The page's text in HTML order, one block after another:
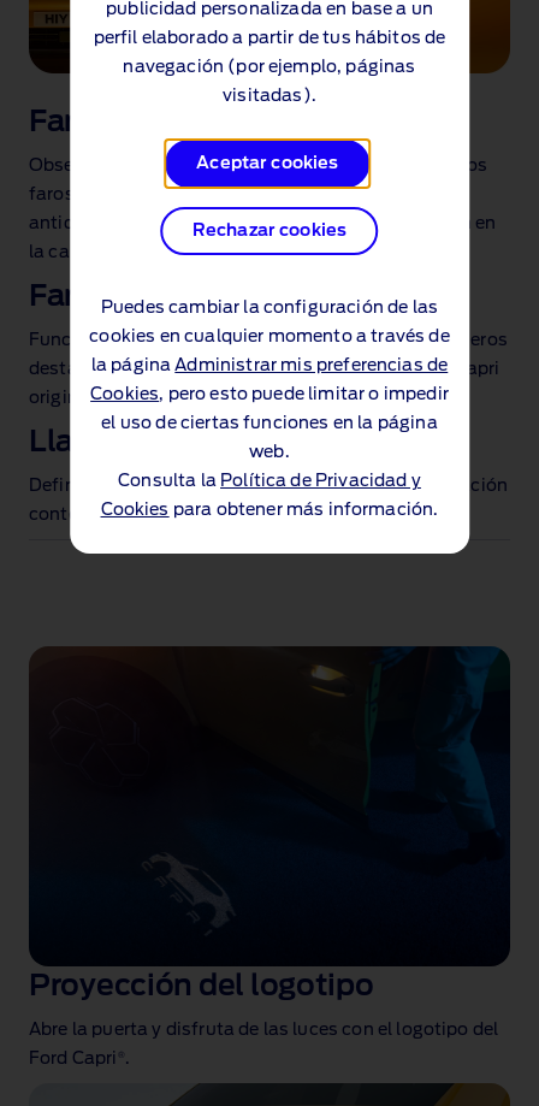
publicidad personalizada en base a un
perfil elaborado a partir de tus hábitos de
navegación (por ejemplo, páginas
visitadas).
Aceptar cookies
Rechazar cookies
Puedes cambiar la configuración de las
cookies en cualquier momento a través de
la páginaAdministrar mis preferencias de
Cookies, pero esto puede limitar o impedir
el uso de ciertas funciones en la página
web.
Consulta la Política de Privacidad y
Cookies para obtener más información.
Faros emblemáticos
Observa el mundo que te rodea con los emblemáticos
faros del Capri. Los faros LED Matriciales
antideslumbrantes ayudan a que los demás te vean en
la carretera.
Faros traseros con estilo
Funcionales y con un precioso diseño, los faros traseros
destacan en la oscuridad como oda a los del Ford Capri
original.
Llantas de aleación
Define tu estilo con una selección de llantas de aleación
contemporáneas en tamaños de hasta 21".
Proyección del logotipo
Abre la puerta y disfruta de las luces con el logotipo del
Ford Capri
.